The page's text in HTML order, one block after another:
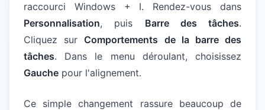
raccourci Windows + I. Rendez-vous dans
Personnalisation, puis Barre des tâches.
Cliquez sur Comportements de la barre des
tâches. Dans le menu déroulant, choisissez
Gauche pour l'alignement.
Ce simple changement rassure beaucoup de